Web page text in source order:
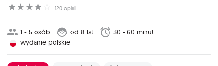
☆
☆
☆
☆ 120 opinii
1 - 5 osób od 8 lat
30 - 60 minut
wydanie polskie